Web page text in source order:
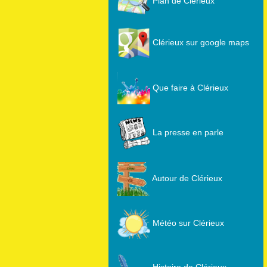
Clérieux sur google maps
Que faire à Clérieux
La presse en parle
Autour de Clérieux
Météo sur Clérieux